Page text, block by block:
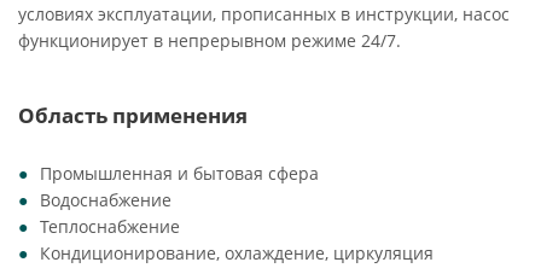
условиях эксплуатации, прописанных в инструкции, насос
функционирует в непрерывном режиме 24/7.
Область применения
Промышленная и бытовая сфера
Водоснабжение
Теплоснабжение
Кондиционирование, охлаждение, циркуляция